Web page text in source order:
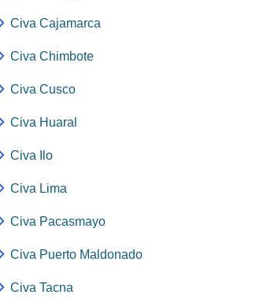
Civa Cajamarca
Civa Chimbote
Civa Cusco
Civa Huaral
Civa Ilo
Civa Lima
Civa Pacasmayo
Civa Puerto Maldonado
Civa Tacna